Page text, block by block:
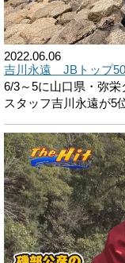
2022.06.06
吉川永遠 JBトップ
6/3～5に山口県・弥
スタッフ吉川永遠が5